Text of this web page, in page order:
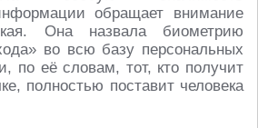
обращает внимание
Она назвала биометрию
во всю базу персональных
по её словам, тот, кто получит
полностью поставит человека